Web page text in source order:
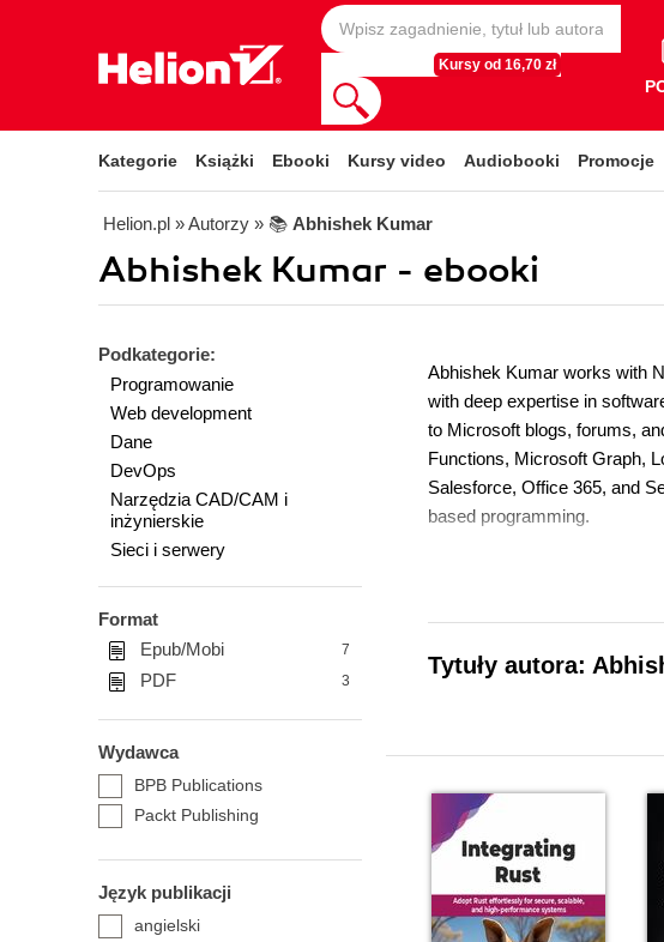
Kursy od 16,70 zł
Kategorie Książki Ebooki Kursy video Audiobooki Promocje
Helion.pl » Autorzy » 📚 Abhishek Kumar
Abhishek Kumar - ebooki
Podkategorie:
Programowanie
Web development
Dane
DevOps
Narzędzia CAD/CAM i
inżynierskie
Sieci i serwery
Format
Epub/Mobi
7
PDF 3
Wydawca
BPB Publications
Packt Publishing
Język publikacji
angielski
Abhishek Kumar works with
with deep expertise in
to Microsoft blogs, forums,
Functions, Microsoft Graph,
Salesforce, Office 365, and
based programming.
Tytuły autora: